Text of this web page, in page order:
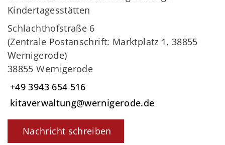
Kindertagesstätten
Schlachthofstraße 6
(Zentrale Postanschrift: Marktplatz 1, 38855
Wernigerode)
38855 Wernigerode
+49 3943 654 516
kitaverwaltung@wernigerode.de
Nachricht schreiben